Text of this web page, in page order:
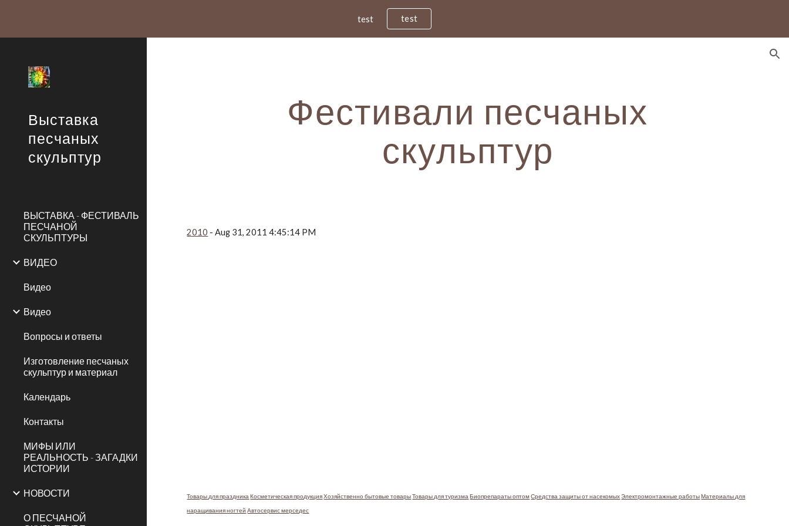
test test
Выставка
песчаных
скульптур
ВЫСТАВКА - ФЕСТИВАЛЬ
ПЕСЧАНОЙ
СКУЛЬПТУРЫ
ВИДЕО
Видео
Видео
Вопросы и ответы
Изготовление песчаных
скульптур и материал
Календарь
Контакты
МИФЫ ИЛИ
РЕАЛЬНОСТЬ - ЗАГАДКИ
ИСТОРИИ
НОВОСТИ
О ПЕСЧАНОЙ
Фестивали песчаных
скульптур
2010 - Aug 31, 2011 4:45:14 PM
Товары для праздника Косметическая продукция Хозяйственно бытовые товары Товары для туризма Биопрепараты оптом Средства защиты от насекомых Электромонтажные работы Материалы для
наращивания ногтей Автосервис мерседес